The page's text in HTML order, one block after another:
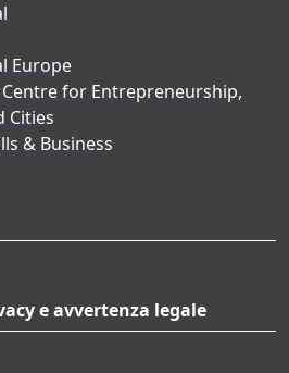
Europe
Centre for Entrepreneurship,
Cities
& Business
e avvertenza legale